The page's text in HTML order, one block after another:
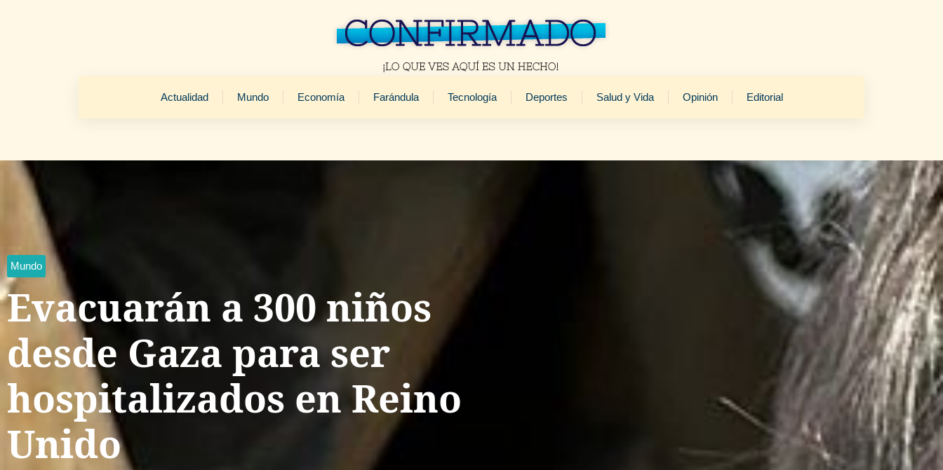
Actualidad Mundo Economía Farándula Tecnología Deportes Salud y Vida Opinión Editorial
Mundo
Evacuarán a 300 niños
desde Gaza para ser
hospitalizados en Reino
Unido